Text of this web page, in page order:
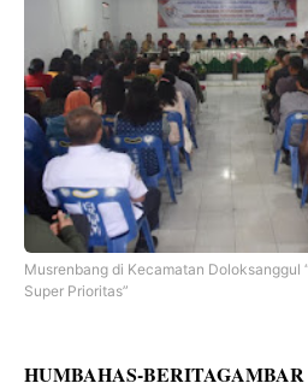
Musrenbang di Kecamatan Doloksanggul
Super Prioritas”
HUMBAHAS-BERITAGAMBAR